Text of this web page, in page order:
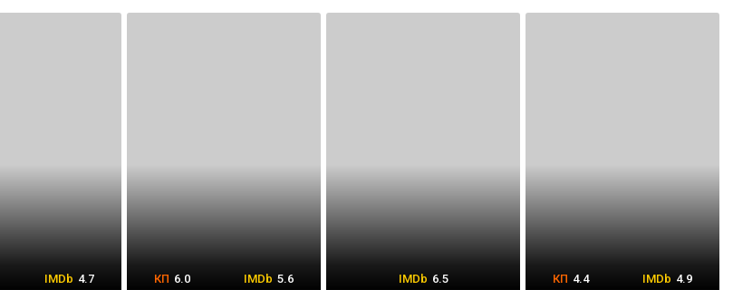
4.7 6.0 5.6 6.5 4.4 4.9